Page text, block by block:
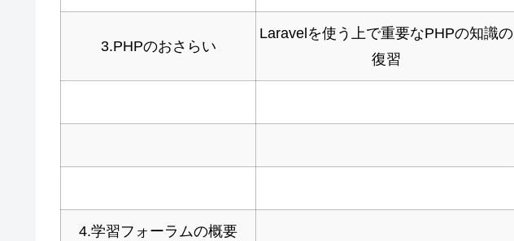
3.PHPのおさらい
Laravelを使う上で重要なPHPの知識の
復習
4.学習フォーラムの概要